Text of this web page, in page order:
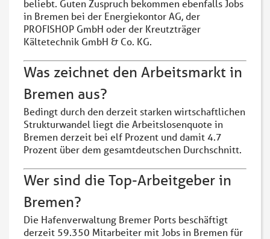
beliebt. Guten Zuspruch bekommen ebenfalls Jobs
in Bremen bei der Energiekontor AG, der
PROFISHOP GmbH oder der Kreutzträger
Kältetechnik GmbH & Co. KG.
Was zeichnet den Arbeitsmarkt in
Bremen aus?
Bedingt durch den derzeit starken wirtschaftlichen
Strukturwandel liegt die Arbeitslosenquote in
Bremen derzeit bei elf Prozent und damit 4.7
Prozent über dem gesamtdeutschen Durchschnitt.
Wer sind die Top-Arbeitgeber in
Bremen?
Die Hafenverwaltung Bremer Ports beschäftigt
derzeit 59.350 Mitarbeiter mit Jobs in Bremen für